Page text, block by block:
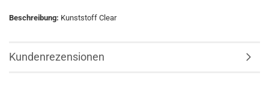
Beschreibung: Kunststoff Clear
Kundenrezensionen